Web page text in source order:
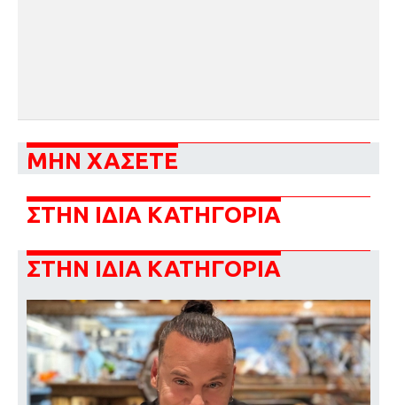
ΜΗΝ ΧΑΣΕΤΕ
ΣΤΗΝ ΙΔΙΑ ΚΑΤΗΓΟΡΙΑ
ΣΤΗΝ ΙΔΙΑ ΚΑΤΗΓΟΡΙΑ